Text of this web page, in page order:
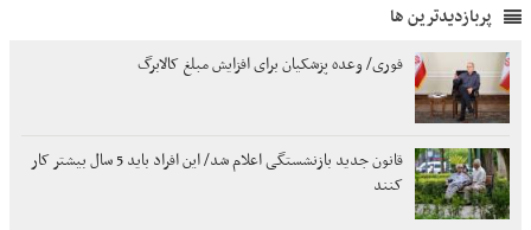
پربازدیدترین ها
فوری/ وعده پزشکیان برای افزایش مبلغ کالابرگ
قانون جدید بازنشستگی اعلام شد/ این افراد باید 5 سال بیشتر کار
کنند